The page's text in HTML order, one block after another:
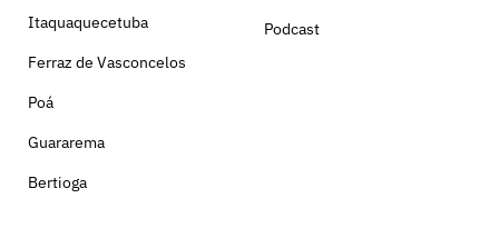
Itaquaquecetuba
Ferraz de Vasconcelos
Poá
Guararema
Bertioga
Podcast